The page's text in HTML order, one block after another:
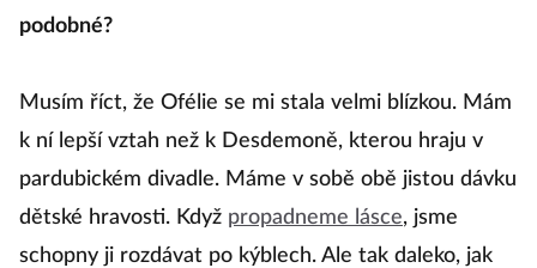
podobné?
Musím říct, že Ofélie se mi stala velmi blízkou. Mám
k ní lepší vztah než k Desdemoně, kterou hraju v
pardubickém divadle. Máme v sobě obě jistou dávku
dětské hravosti. Když propadneme lásce, jsme
schopny ji rozdávat po kýblech. Ale tak daleko, jak